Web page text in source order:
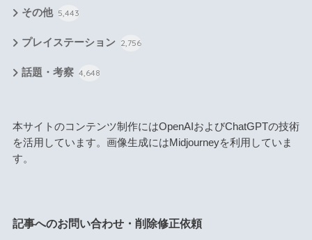
その他 5,443
プレイステーション 2,756
話題・考察 4,648
本サイトのコンテンツ制作にはOpenAIおよびChatGPTの技術
を活用しています。画像生成にはMidjourneyを利用していま
す。
記事へのお問い合わせ・削除修正依頼